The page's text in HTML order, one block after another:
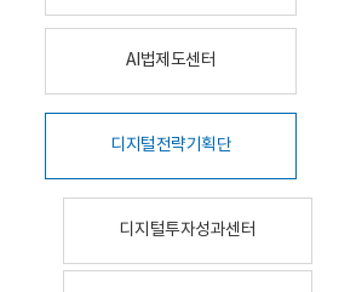
AI법제도센터
디지털전략기획단
디지털투자성과센터